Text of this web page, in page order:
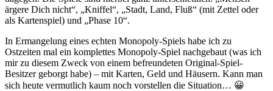
ärgere Dich nicht“, „Kniffel“, „Stadt, Land, Fluß“ (mit Zettel oder
als Kartenspiel) und „Phase 10“.
In Ermangelung eines echten Monopoly-Spiels habe ich zu
Ostzeiten mal ein komplettes Monopoly-Spiel nachgebaut (was ich
mir zu diesem Zweck von einem befreundeten Original-Spiel-
Besitzer geborgt habe) – mit Karten, Geld und Häusern. Kann man
sich heute vermutlich kaum noch vorstellen die Situation… 😀